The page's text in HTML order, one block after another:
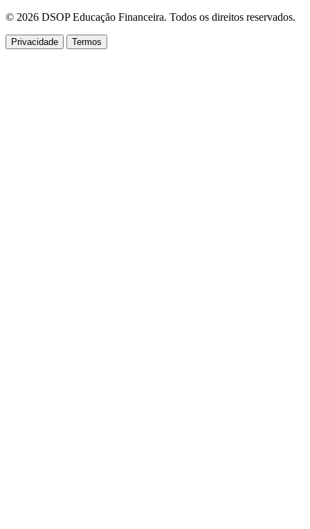
© 2026 DSOP Educação Financeira. Todos os direitos reservados.
Privacidade Termos